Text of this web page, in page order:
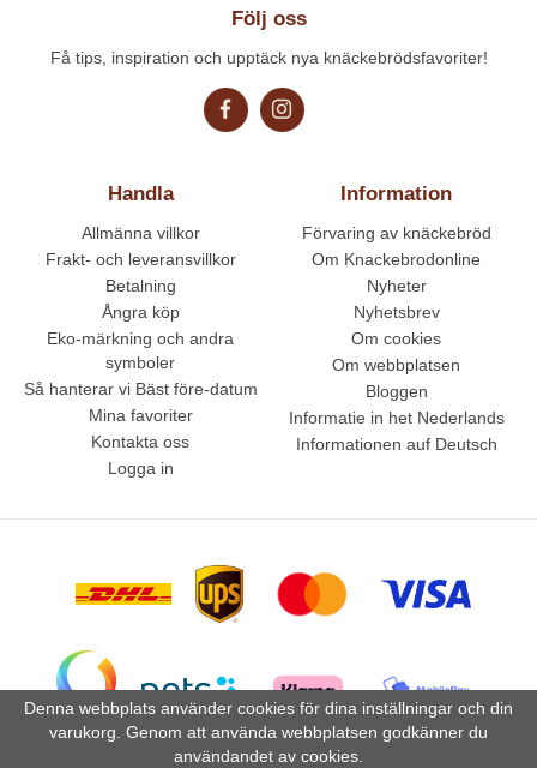
Handla
Allmänna villkor
Frakt- och leveransvillkor
Betalning
Ångra köp
Eko-märkning och andra
symboler
Så hanterar vi Bäst före-datum
Mina favoriter
Kontakta oss
Logga in
Information
Förvaring av knäckebröd
Om Knackebrodonline
Nyheter
Nyhetsbrev
Om cookies
Om webbplatsen
Bloggen
Informatie in het Nederlands
Informationen auf Deutsch
Följ oss
Få tips, inspiration och upptäck nya knäckebrödsfavoriter!
Denna webbplats använder cookies för dina inställningar och din
varukorg. Genom att använda webbplatsen godkänner du
användandet av cookies.